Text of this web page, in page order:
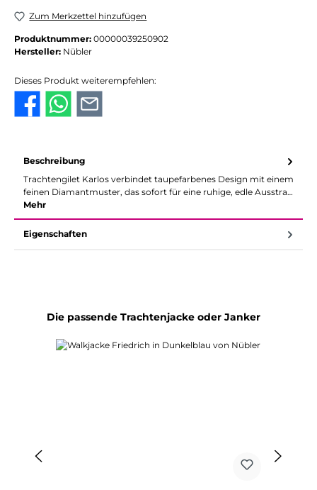
Zum Merkzettel hinzufügen
Produktnummer: 00000039250902
Hersteller: Nübler
Dieses Produkt weiterempfehlen:
Beschreibung
Trachtengilet Karlos verbindet taupefarbenes Design mit einem
feinen Diamantmuster, das sofort für eine ruhige, edle Ausstra…
Mehr
Eigenschaften
Produktgalerie überspringen
Die passende Trachtenjacke oder Janker